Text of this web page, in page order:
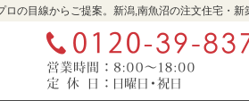
ロの目線からご提案。新潟,南魚沼の注文住宅・新